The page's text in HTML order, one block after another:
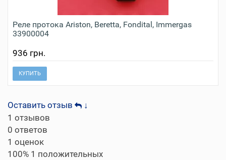
Реле протока Ariston, Beretta, Fondital, Immergas
33900004
936 грн.
КУПИТЬ
Оставить отзыв
↓
1 отзывов
0 ответов
1 оценок
100% 1 положительных